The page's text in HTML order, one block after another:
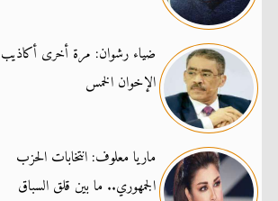
ضياء رشوان: مرة أخرى أكاذيب
الإخوان الخمس
ماريا معلوف: انتخابات الحزب
الجمهوري.. ما بين قلق السباق